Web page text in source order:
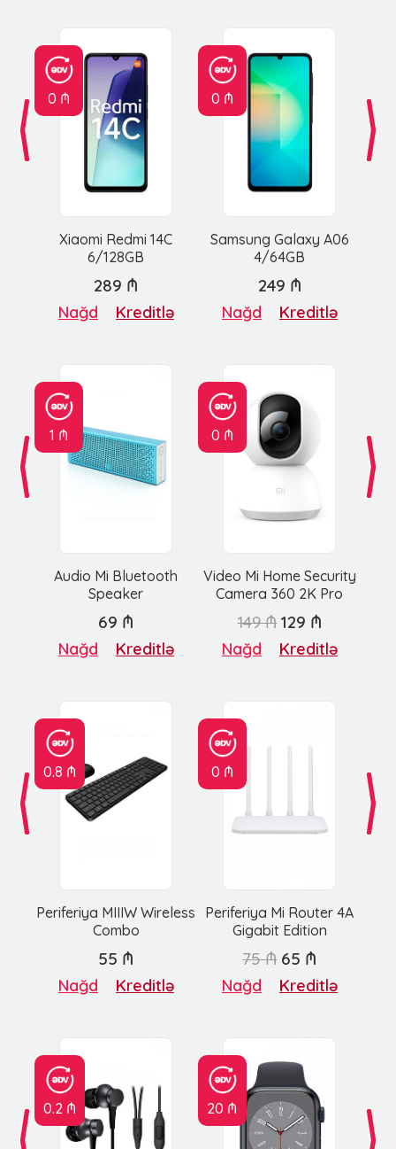
0 ₼
Xiaomi Redmi 14C
6/128GB
0 ₼
Samsung Galaxy A06
4/64GB
289 ₼
Nağd Kreditlə
249 ₼
Nağd Kreditlə
1 ₼
Audio Mi Bluetooth
Speaker
0 ₼
Video Mi Home Security
Camera 360 2K Pro
69 ₼
Nağd Kreditlə
149 ₼ 129 ₼
Nağd Kreditlə
0.8 ₼
Periferiya MIIIW Wireless
Combo
0 ₼
Periferiya Mi Router 4A
Gigabit Edition
55 ₼
Nağd Kreditlə
75 ₼ 65 ₼
Nağd Kreditlə
0.2 ₼ 20 ₼